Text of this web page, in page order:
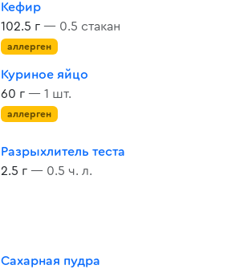
Кефир
102.5 г — 0.5 стакан
аллерген
Куриное яйцо
60 г — 1 шт.
аллерген
Разрыхлитель теста
2.5 г — 0.5 ч. л.
Сахарная пудра